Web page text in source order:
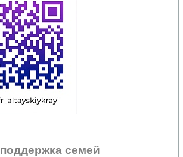
поддержка семей